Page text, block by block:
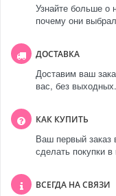
Узнайте больше о
почему они
ДОСТАВКА
Доставим ваш
вас, без выходных.
КАК КУПИТЬ
Ваш первый заказ
сделать покупки
ВСЕГДА НА СВЯЗИ